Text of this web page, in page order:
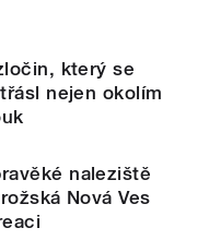
který se
nejen okolím
naleziště
Nová Ves